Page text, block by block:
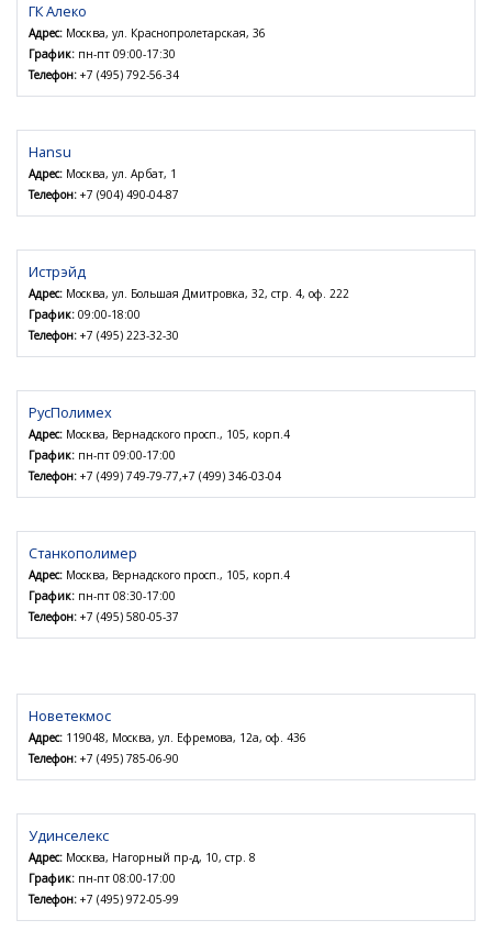
ГК Алеко
Адрес: Москва, ул. Краснопролетарская, 36
График: пн-пт 09:00-17:30
Телефон: +7 (495) 792-56-34
Hansu
Адрес: Москва, ул. Арбат, 1
Телефон: +7 (904) 490-04-87
Истрэйд
Адрес: Москва, ул. Большая Дмитровка, 32, стр. 4, оф. 222
График: 09:00-18:00
Телефон: +7 (495) 223-32-30
РусПолимех
Адрес: Москва, Вернадского просп., 105, корп.4
График: пн-пт 09:00-17:00
Телефон: +7 (499) 749-79-77,+7 (499) 346-03-04
Станкополимер
Адрес: Москва, Вернадского просп., 105, корп.4
График: пн-пт 08:30-17:00
Телефон: +7 (495) 580-05-37
Новетекмос
Адрес: 119048, Москва, ул. Ефремова, 12а, оф. 436
Телефон: +7 (495) 785-06-90
Удинселекс
Адрес: Москва, Нагорный пр-д, 10, стр. 8
График: пн-пт 08:00-17:00
Телефон: +7 (495) 972-05-99